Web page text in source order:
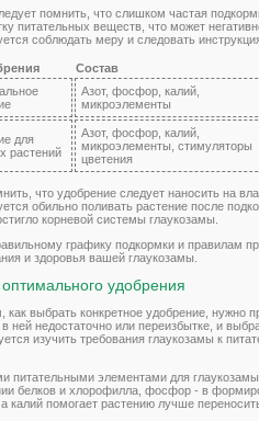
помнить, что слишком частая
питательных веществ, что может
соблюдать меру и следовать
Состав
Азот, фосфор, калий,
микроэлементы
для
растений
Азот, фосфор, калий,
микроэлементы, стимуляторы
цветения
что удобрение следует наносить на
обильно поливать растение после
корневой системы глаукозамы.
графику подкормки и правилам
и здоровья вашей глаукозамы.
удобрения
как выбрать конкретное удобрение, нужно
ней недостаточно или переизбытке, и
изучить требования глаукозамы к
питательными элементами для
белков и хлорофилла, фосфор - в
калий помогает растению лучше